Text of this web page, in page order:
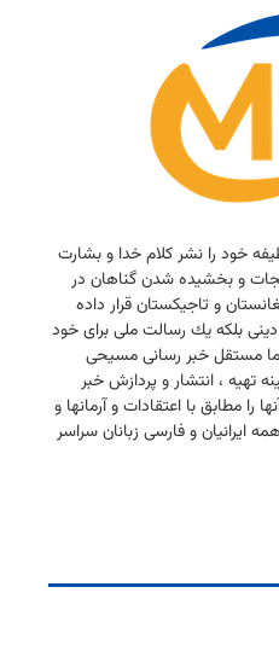
خود را نشر كلام خدا و بشارت
و بخشیده شدن گناهان در
و تاجیكستان قرار داده
بلكه یك رسالت ملی برای خود
مستقل خبر رسانی مسیحی
تهیه ، انتشار و پردازش خبر
را مطابق با اعتقادات و آرمانها و
ایرانیان و فارسی زبانان سراسر